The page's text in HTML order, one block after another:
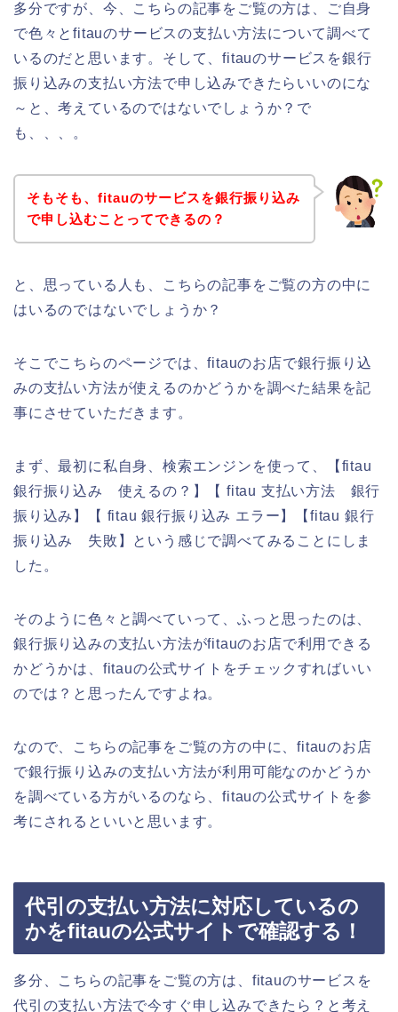
多分ですが、今、こちらの記事をご覧の方は、ご自身
で色々とfitauのサービスの支払い方法について調べて
いるのだと思います。そして、fitauのサービスを銀行
振り込みの支払い方法で申し込みできたらいいのにな
～と、考えているのではないでしょうか？で
も、、、。
そもそも、fitauのサービスを銀行振り込み
で申し込むことってできるの？
と、思っている人も、こちらの記事をご覧の方の中に
はいるのではないでしょうか？
そこでこちらのページでは、fitauのお店で銀行振り込
みの支払い方法が使えるのかどうかを調べた結果を記
事にさせていただきます。
まず、最初に私自身、検索エンジンを使って、【fitau
銀行振り込み 使えるの？】【 fitau 支払い方法 銀行
振り込み】【 fitau 銀行振り込み エラー】【fitau 銀行
振り込み 失敗】という感じで調べてみることにしま
した。
そのように色々と調べていって、ふっと思ったのは、
銀行振り込みの支払い方法がfitauのお店で利用できる
かどうかは、fitauの公式サイトをチェックすればいい
のでは？と思ったんですよね。
なので、こちらの記事をご覧の方の中に、fitauのお店
で銀行振り込みの支払い方法が利用可能なのかどうか
を調べている方がいるのなら、fitauの公式サイトを参
考にされるといいと思います。
代引の支払い方法に対応しているの
かをfitauの公式サイトで確認する！
多分、こちらの記事をご覧の方は、fitauのサービスを
代引の支払い方法で今すぐ申し込みできたら？と考え